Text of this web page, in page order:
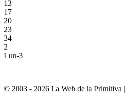
13
17
20
23
34
2
Lun-3
© 2003 - 2026 La Web de la Primitiva |